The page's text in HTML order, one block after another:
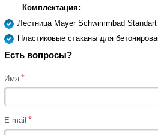
Комплектация:
Лестница Mayer Schwimmbad Standart
Пластиковые стаканы для
Есть вопросы?
Имя *
E-mail *